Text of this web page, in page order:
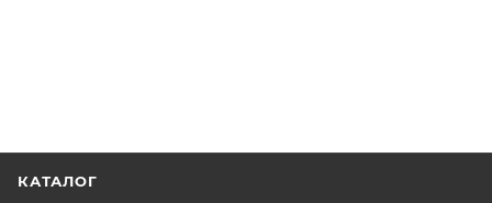
КАТАЛОГ